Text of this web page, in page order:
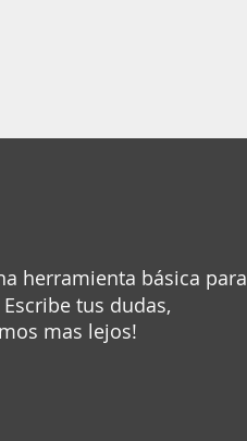
herramienta básica para
tus dudas,
mas lejos!